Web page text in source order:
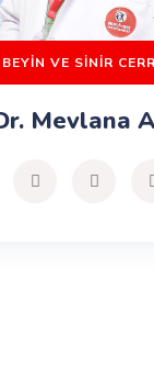
BEYİN VE SİNİR
Mevlana